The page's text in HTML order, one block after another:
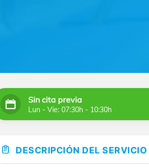
Sin cita previa
Lun - Vie: 07:30h - 10:30h
DESCRIPCIÓN DEL SERVICIO